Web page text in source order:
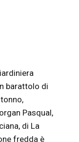
barattolo di
Pasqual,
di La
fredda è